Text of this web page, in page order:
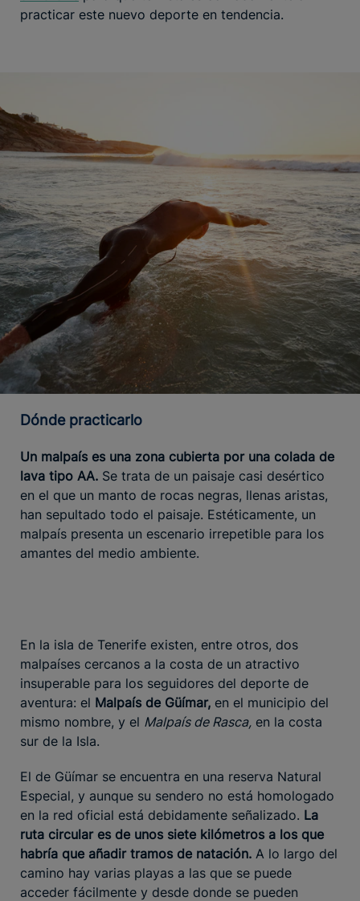
practicar este nuevo deporte en tendencia.
Dónde practicarlo
Un malpaís es una zona cubierta por una colada de
lava tipo AA. Se trata de un paisaje casi desértico
en el que un manto de rocas negras, llenas aristas,
han sepultado todo el paisaje. Estéticamente, un
malpaís presenta un escenario irrepetible para los
amantes del medio ambiente.
En la isla de Tenerife existen, entre otros, dos
malpaíses cercanos a la costa de un atractivo
insuperable para los seguidores del deporte de
aventura: el Malpaís de Güímar, en el municipio del
mismo nombre, y el Malpaís de Rasca, en la costa
sur de la Isla.
El de Güímar se encuentra en una reserva Natural
Especial, y aunque su sendero no está homologado
en la red oficial está debidamente señalizado. La
ruta circular es de unos siete kilómetros a los que
habría que añadir tramos de natación. A lo largo del
camino hay varias playas a las que se puede
acceder fácilmente y desde donde se pueden